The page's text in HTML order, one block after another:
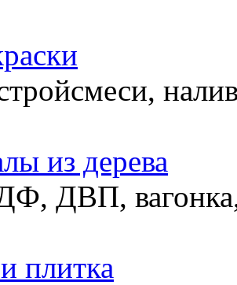
из дерева
ДВП,
плитка